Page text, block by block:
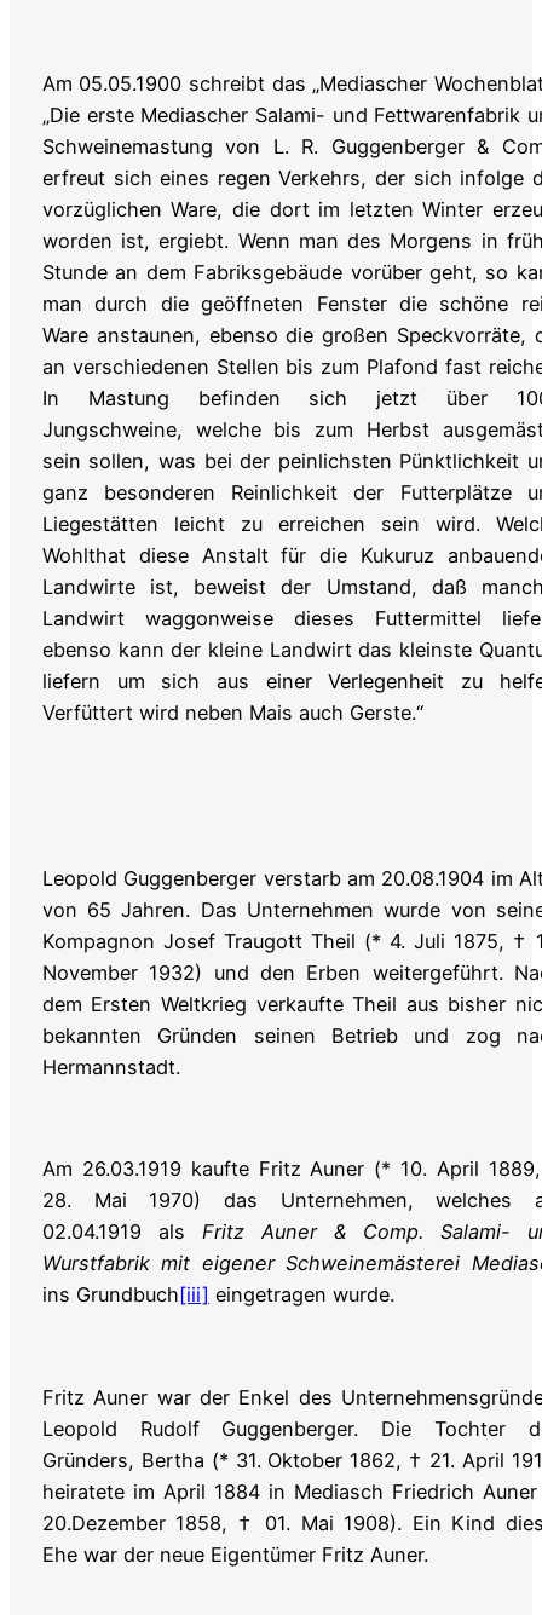
Am 05.05.1900 schreibt das „Mediascher
„Die erste Mediascher Salami- und Fettwarenfabrik
Schweinemastung von L. R. Guggenberger &
erfreut sich eines regen Verkehrs, der sich infolge
vorzüglichen Ware, die dort im letzten Winter
worden ist, ergiebt. Wenn man des Morgens in
Stunde an dem Fabriksgebäude vorüber geht, so
man durch die geöffneten Fenster die schöne
Ware anstaunen, ebenso die großen Speckvorräte,
an verschiedenen Stellen bis zum Plafond fast
In Mastung befinden sich jetzt über
Jungschweine, welche bis zum Herbst
sein sollen, was bei der peinlichsten Pünktlichkeit
ganz besonderen Reinlichkeit der Futterplätze
Liegestätten leicht zu erreichen sein wird.
Wohlthat diese Anstalt für die Kukuruz
Landwirte ist, beweist der Umstand, daß
Landwirt waggonweise dieses Futtermittel
ebenso kann der kleine Landwirt das kleinste
liefern um sich aus einer Verlegenheit zu
Verfüttert wird neben Mais auch Gerste.“
Leopold Guggenberger verstarb am 20.08.1904 im
von 65 Jahren. Das Unternehmen wurde von
Kompagnon Josef Traugott Theil (* 4. Juli 1875, †
November 1932) und den Erben weitergeführt.
dem Ersten Weltkrieg verkaufte Theil aus bisher
bekannten Gründen seinen Betrieb und zog
Hermannstadt.
Am 26.03.1919 kaufte Fritz Auner (* 10. April
28. Mai 1970) das Unternehmen, welches
02.04.1919 als Fritz Auner & Comp. Salami-
Wurstfabrik mit eigener Schweinemästerei
ins Grundbuch[iii] eingetragen wurde.
Fritz Auner war der Enkel des
Leopold Rudolf Guggenberger. Die Tochter
Gründers, Bertha (* 31. Oktober 1862, † 21. April
heiratete im April 1884 in Mediasch Friedrich
20.Dezember 1858, † 01. Mai 1908). Ein Kind
Ehe war der neue Eigentümer Fritz Auner.